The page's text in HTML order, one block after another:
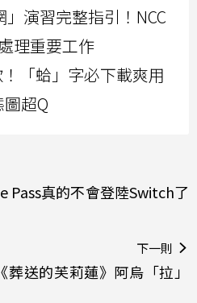
演習完整指引！NCC
理重要工作
「蛤」字必下載爽用
超Q
Pass真的不會登陸Switch了
下一則
送的芙莉蓮》阿烏「拉」